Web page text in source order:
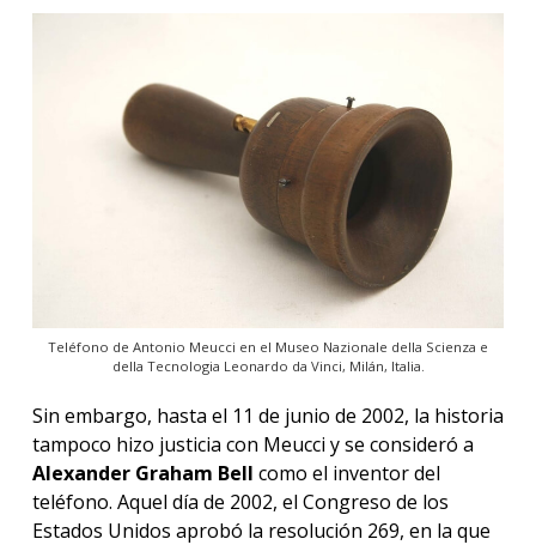
Teléfono de Antonio Meucci en el Museo Nazionale della Scienza e
della Tecnologia Leonardo da Vinci, Milán, Italia.
Sin embargo, hasta el 11 de junio de 2002, la historia
tampoco hizo justicia con Meucci y se consideró a
Alexander Graham Bell como el inventor del
teléfono. Aquel día de 2002, el Congreso de los
Estados Unidos aprobó la resolución 269, en la que